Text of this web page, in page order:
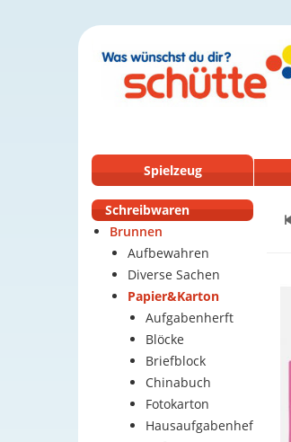
Spielzeug
Schreibwaren
Brunnen
Aufbewahren
Diverse Sachen
Papier&Karton
Aufgabenherft
Blöcke
Briefblock
Chinabuch
Fotokarton
Hausaufgabenheft